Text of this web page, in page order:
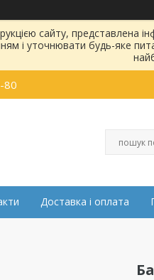
сайту,
і уточнювати будь-яке
80
Доставка і оплата